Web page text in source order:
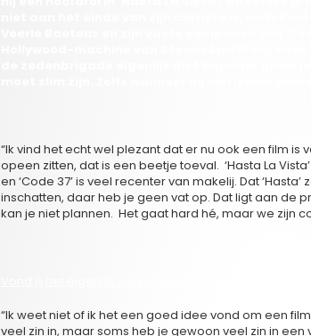
“Ik vind het echt wel plezant dat er nu ook een film is
opeen zitten, dat is een beetje toeval. ‘Hasta La
en ‘Code 37’ is veel recenter van makelij. Dat
inschatten, daar heb je geen vat op. Dat ligt aan de
kan je niet plannen. Het gaat hard hé, maar we zijn
“Ik weet niet of ik het een goed idee vond om een
veel zin in, maar soms heb je gewoon veel zin in